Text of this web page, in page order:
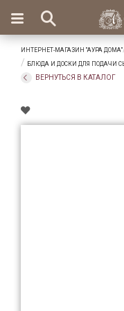
Вход
Избранное
×
Салоны
Доставка
Оплата
Ароматы
ИНТЕРНЕТ-МАГАЗИН "АУРА ДОМА"
БЛЮДА И ДОСКИ ДЛЯ ПОДАЧИ
ВЕРНУТЬСЯ В КАТАЛОГ